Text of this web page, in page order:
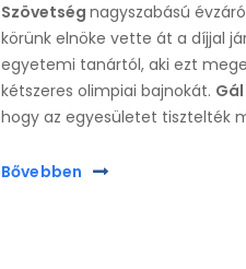
Szövetség nagyszabású
körünk elnöke vette át a díjjal
egyetemi tanártól, aki ezt
kétszeres olimpiai bajnokát.
hogy az egyesületet tisztelték
Bővebben